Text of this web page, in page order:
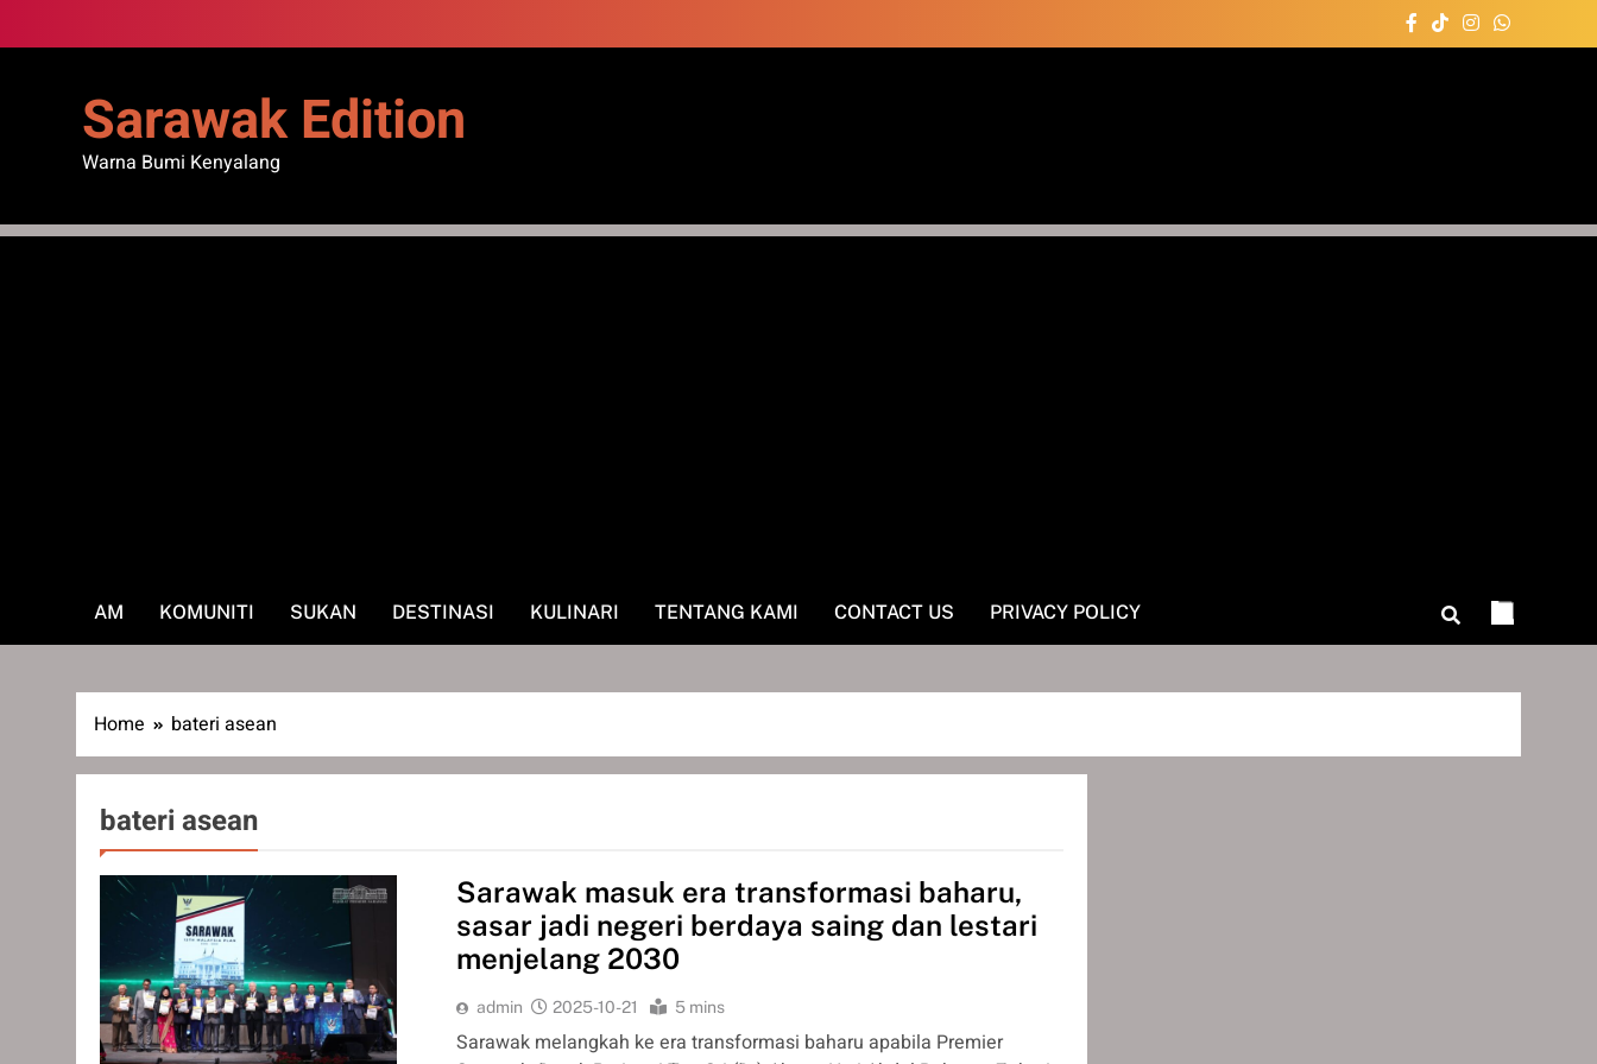
to
Sarawak Edition
Warna Bumi Kenyalang
AM KOMUNITI SUKAN DESTINASI KULINARI TENTANG KAMI CONTACT US PRIVACY POLICY
Home bateri asean
bateri asean
Sarawak masuk era transformasi baharu,
sasar jadi negeri berdaya saing dan lestari
menjelang 2030
admin 2025-10-21 5 mins
Sarawak melangkah ke era transformasi baharu apabila Premier